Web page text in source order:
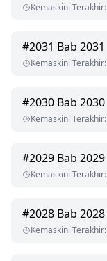
Kemaskini Terakhir:
#2031 Bab 2031
Kemaskini Terakhir:
#2030 Bab 2030
Kemaskini Terakhir:
#2029 Bab 2029
Kemaskini Terakhir:
#2028 Bab 2028
Kemaskini Terakhir: